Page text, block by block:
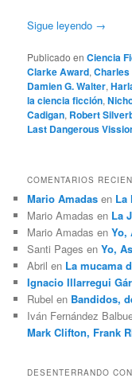
Sigue leyendo →
Publicado en Ciencia
Clarke Award,Charles
Damien G. Walter,
la ciencia ficción,
Cadigan, Robert
Last Dangerous
COMENTARIOS
Mario Amadas en La
Mario Amadas en La
Mario Amadas enYo,
Santi Pages enYo,
Abril en La mucama
Ignacio Illarregui
Rubel en Bandidos,
Iván Fernández
Mark Clifton, Frank
DESENTERRANDO